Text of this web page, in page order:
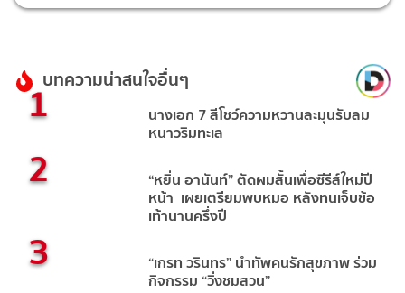
บทความน่าสนใจอื่นๆ
1 นางเอก 7 สีโชว์ความหวานละมุนรับลม
หนาวริมทะเล
2 “หยิ่น อานันท์” ตัดผมสั้นเพื่อซีรีส์ใหม่ปี
หน้า เผยเตรียมพบหมอ หลังทนเจ็บข้อ
เท้านานครึ่งปี
3 “เกรท วรินทร” นำทัพคนรักสุขภาพ ร่วม
กิจกรรม “วิ่งชมสวน”